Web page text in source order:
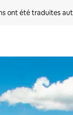
ont été traduites